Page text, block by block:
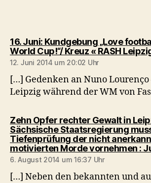
16. Juni: Kundgebung „Love
World Cup!“/ Kreuz « RASH
12. Juni 2014 um 20:02 Uhr
[…] Gedenken an Nuno Lourenço
Leipzig während der WM von
Zehn Opfer rechter Gewalt in
Sächsische Staatsregierung
Tiefenprüfung der nicht
motivierten Morde vornehmen :
6. August 2014 um 16:37 Uhr
[…] Neben den bekannten und